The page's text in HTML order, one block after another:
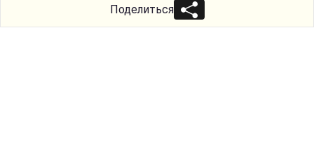
Поделиться